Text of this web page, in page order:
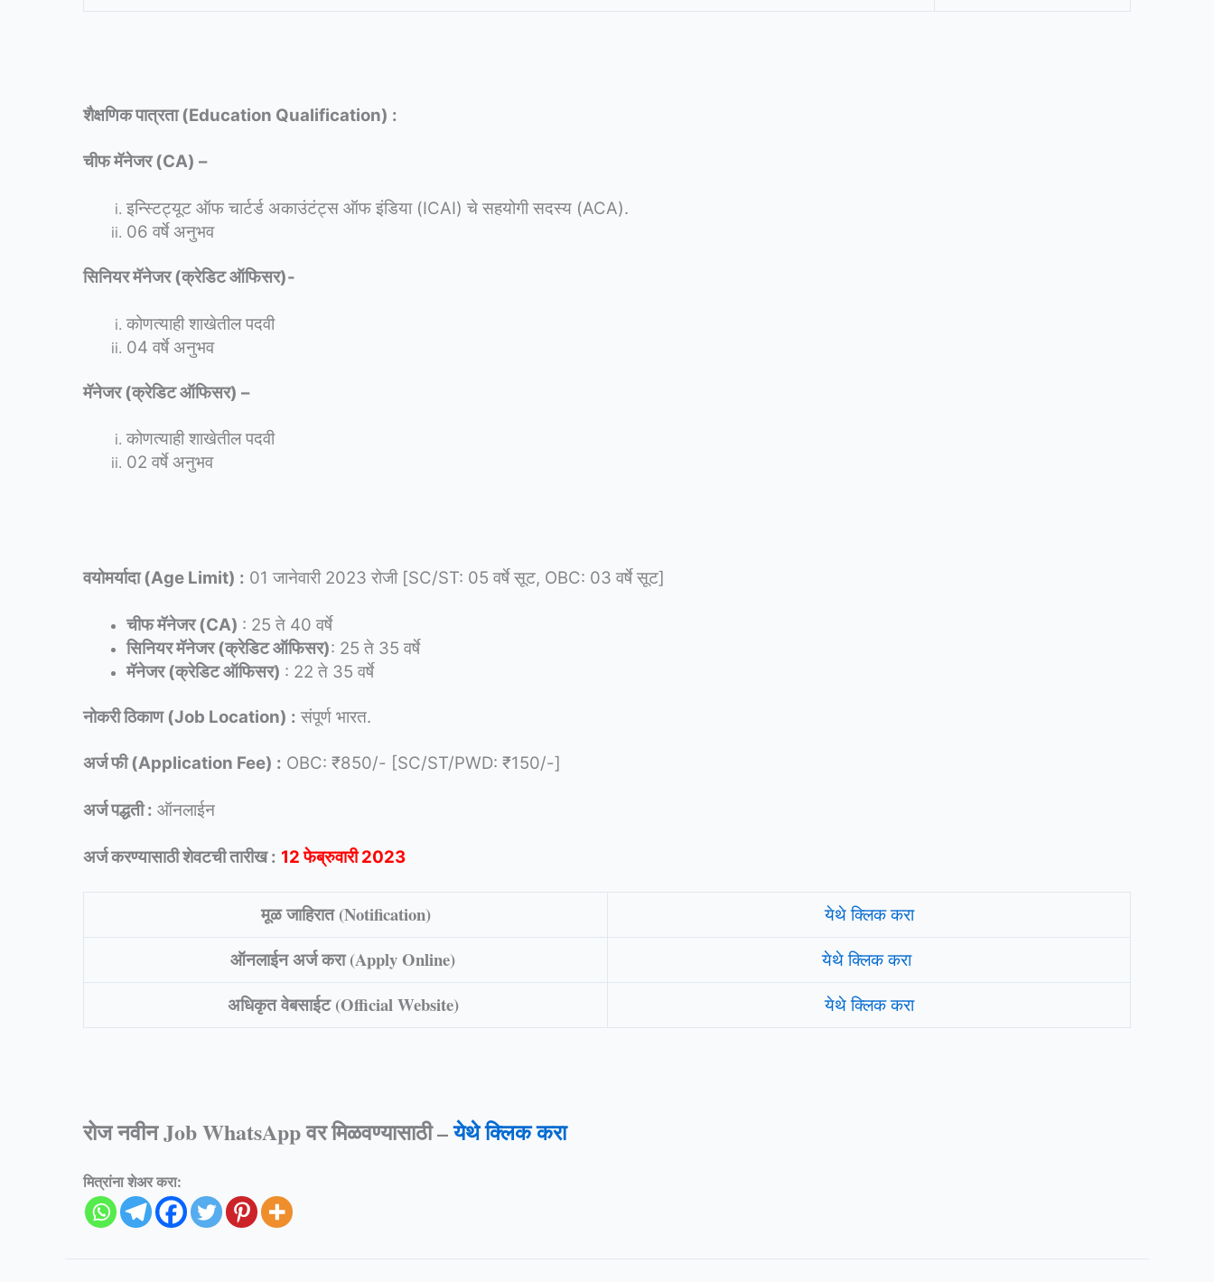
शैक्षणिक पात्रता (Education Qualification) :
चीफ मॅनेजर (CA) –
इन्स्टिट्यूट ऑफ चार्टर्ड अकाउंटंट्स ऑफ इंडिया (ICAI) चे सहयोगी सदस्य (ACA).
06 वर्षे अनुभव
सिनियर मॅनेजर (क्रेडिट ऑफिसर)-
कोणत्याही शाखेतील पदवी
04 वर्षे अनुभव
मॅनेजर (क्रेडिट ऑफिसर) –
कोणत्याही शाखेतील पदवी
02 वर्षे अनुभव
वयोमर्यादा (Age Limit) : 01 जानेवारी 2023 रोजी [SC/ST: 05 वर्षे सूट, OBC: 03 वर्षे सूट]
चीफ मॅनेजर (CA) : 25 ते 40 वर्षे
सिनियर मॅनेजर (क्रेडिट ऑफिसर): 25 ते 35 वर्षे
मॅनेजर (क्रेडिट ऑफिसर) : 22 ते 35 वर्षे
नोकरी ठिकाण (Job Location) : संपूर्ण भारत.
अर्ज फी (Application Fee) : OBC: ₹850/- [SC/ST/PWD: ₹150/-]
अर्ज पद्धती : ऑनलाईन
अर्ज करण्यासाठी शेवटची तारीख : 12 फेब्रुवारी 2023
मूळ जाहिरात (Notification) येथे क्लिक करा
ऑनलाईन अर्ज करा (Apply Online) येथे क्लिक करा
अधिकृत वेबसाईट (Official Website) येथे क्लिक करा
रोज नवीन Job WhatsApp वर मिळवण्यासाठी –येथे क्लिक करा
मित्रांना शेअर करा: